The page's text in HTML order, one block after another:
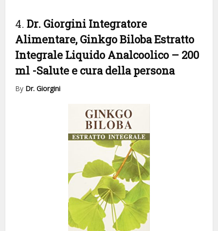
4.Dr. Giorgini Integratore
Alimentare, Ginkgo Biloba Estratto
Integrale Liquido Analcoolico – 200
ml -Salute e cura della persona
By Dr. Giorgini